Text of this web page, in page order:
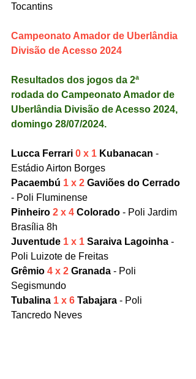
Tocantins
Campeonato Amador de Uberlândia
Divisão de Acesso 2024
Resultados dos jogos da 2ª
rodada do Campeonato Amador de
Uberlândia Divisão de Acesso 2024,
domingo 28/07/2024.
Lucca Ferrari 0 x 1 Kubanacan -
Estádio Airton Borges
Pacaembú 1 x 2 Gaviões do Cerrado
- Poli Fluminense
Pinheiro 2 x 4 Colorado - Poli Jardim
Brasília 8h
Juventude 1 x 1 Saraiva Lagoinha -
Poli Luizote de Freitas
Grêmio 4 x 2 Granada - Poli
Segismundo
Tubalina 1 x 6 Tabajara - Poli
Tancredo Neves